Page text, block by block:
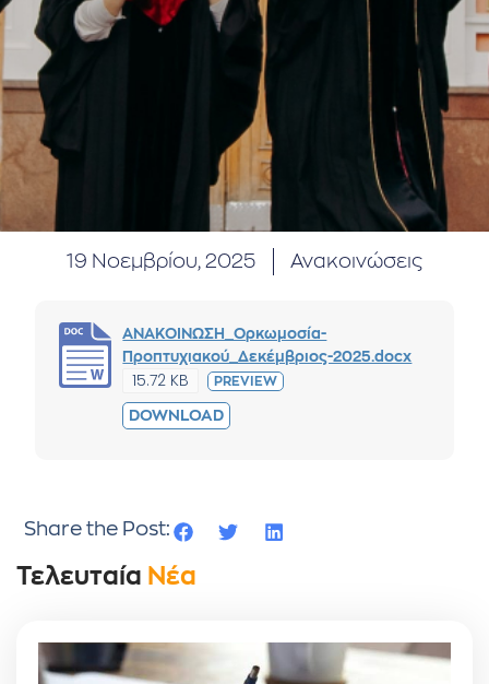
19 Νοεμβρίου, 2025 Ανακοινώσεις
ΑΝΑΚΟΙΝΩΣΗ_Ορκωμοσία-
Προπτυχιακού_Δεκέμβριος-2025.docx
15.72 KB PREVIEW
DOWNLOAD
Share the Post:
Τελευταία Νέα